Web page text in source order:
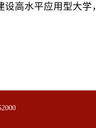
高水平应用型大学